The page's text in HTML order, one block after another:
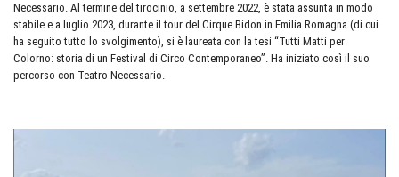
Necessario. Al termine del tirocinio, a settembre 2022, è stata assunta in modo
stabile e a luglio 2023, durante il tour del Cirque Bidon in Emilia Romagna (di cui
ha seguito tutto lo svolgimento), si è laureata con la tesi “Tutti Matti per
Colorno: storia di un Festival di Circo Contemporaneo”. Ha iniziato così il suo
percorso con Teatro Necessario.